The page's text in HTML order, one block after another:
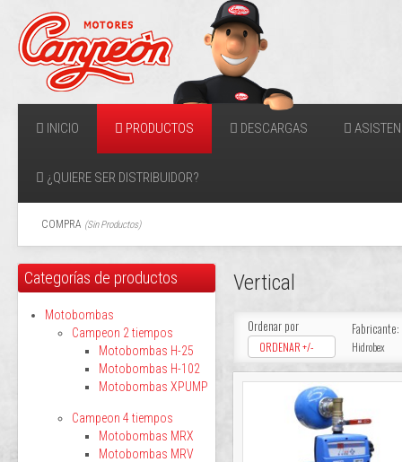
INICIO PRODUCTOS DESCARGAS
¿QUIERE SER DISTRIBUIDOR?
COMPRA (Sin Productos)
Vertical
Ordenar por
ORDENAR +/-
Fabricante:
Hidrobex
Categorías de productos
Motobombas
Campeon 2 tiempos
Motobombas H-25
Motobombas H-102
Motobombas XPUMP
Campeon 4 tiempos
Motobombas MRX
Motobombas MRV